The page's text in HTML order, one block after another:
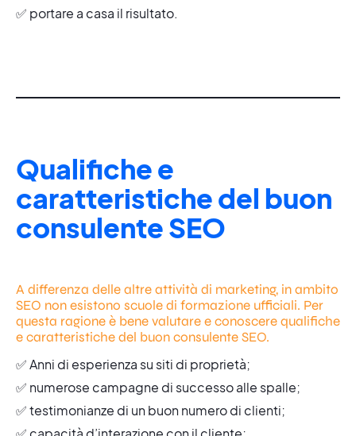
✅ portare a casa il risultato.
Qualifiche e
caratteristiche del buon
consulente SEO
A differenza delle altre attività di marketing, in ambito
SEO non esistono scuole di formazione ufficiali. Per
questa ragione è bene valutare e conoscere qualifiche
e caratteristiche del buon consulente SEO.
✅ Anni di esperienza su siti di proprietà;
✅ numerose campagne di successo alle spalle;
✅ testimonianze di un buon numero di clienti;